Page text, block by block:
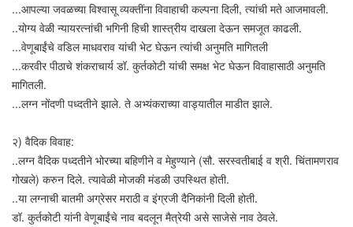
...आपल्या जवळच्या विश्वासू व्यक्तींना विवाहाची कल्पना दिली, त्यांची मते आजमावली.
..योग्य वेळी न्यायरत्नांची भगिनी हिची शास्त्रीय दाखला देऊन समजूत काढली.
...वेणूबाईंचे वडिल माधवराव यांची भेट घेऊन त्यांची अनुमति मागितली
...करवीर पीठाचे शंकराचार्य डॉ. कुर्तकोटी यांची समक्ष भेट घेऊन विवाहासाठी अनुमति
मागितली.
...लग्न नोंदणी पध्दतीने झाले. ते अभ्यंकराच्या वाड्यातील माडीत झाले.
२) वैदिक विवाह:
..लग्न वैदिक पध्दतीने भोरच्या बहिणीने व मेहुण्याने (सौ. सरस्वतीबाई व श्री. चिंतामणराव
गोखले) करुन दिले. त्यावेळी मोजकी मंडळी उपस्थित होती.
..या लग्नाची बातमी अग्रेसर मराठी व इंग्रजी दैनिकांनी दिली होती.
डॉ. कुर्तकोटी यांनी वेणूबाईंचे नाव बदलून मैत्रेयी असे साजेसे नाव ठेवले.